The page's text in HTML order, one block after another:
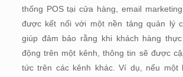
thống POS tại cửa hàng, email
được kết nối với một nền tảng quản lý
giúp đảm bảo rằng khi khách hàng
động trên một kênh, thông tin sẽ được
tức trên các kênh khác. Ví dụ, nếu một